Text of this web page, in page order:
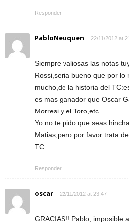
Responder
PabloNeuquen 22/11/2012 at
Siempre valiosas las notas
Rossi,seria bueno que por lo
mucho,de la historia del
es mas ganador que Oscar
Morresi y el Toro,etc.
Yo no te pido que seas
Matias,pero por favor trata
TC…
Responder
oscar 22/11/2012 at 23:47
GRACIAS!! Pablo, imposible